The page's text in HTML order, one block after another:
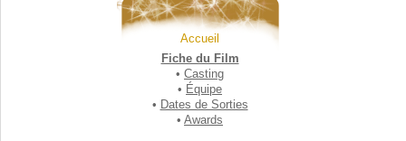
Accueil
Fiche du Film
•Casting
• Équipe
• Dates de Sorties
•Awards